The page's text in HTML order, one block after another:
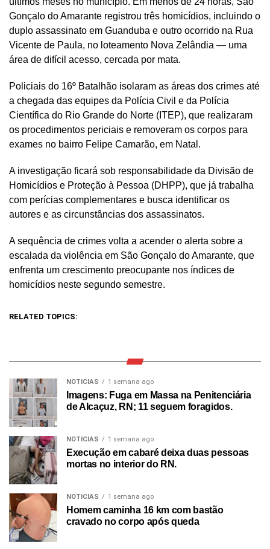
Gonçalo do Amarante registrou três homicídios, incluindo o
duplo assassinato em Guanduba e outro ocorrido na Rua
Vicente de Paula, no loteamento Nova Zelândia — uma
área de difícil acesso, cercada por mata.
Policiais do 16º Batalhão isolaram as áreas dos crimes até
a chegada das equipes da Polícia Civil e da Polícia
Científica do Rio Grande do Norte (ITEP), que realizaram
os procedimentos periciais e removeram os corpos para
exames no bairro Felipe Camarão, em Natal.
A investigação ficará sob responsabilidade da Divisão de
Homicídios e Proteção à Pessoa (DHPP), que já trabalha
com perícias complementares e busca identificar os
autores e as circunstâncias dos assassinatos.
A sequência de crimes volta a acender o alerta sobre a
escalada da violência em São Gonçalo do Amarante, que
enfrenta um crescimento preocupante nos índices de
homicídios neste segundo semestre.
RELATED TOPICS:
NOTICIAS 1 semana ago
Imagens: Fuga em Massa na Penitenciária
de Alcaçuz, RN; 11 seguem foragidos.
NOTICIAS 1 semana ago
Execução em cabaré deixa duas pessoas
mortas no interior do RN.
NOTICIAS 1 semana ago
Homem caminha 16 km com bastão
cravado no corpo após queda